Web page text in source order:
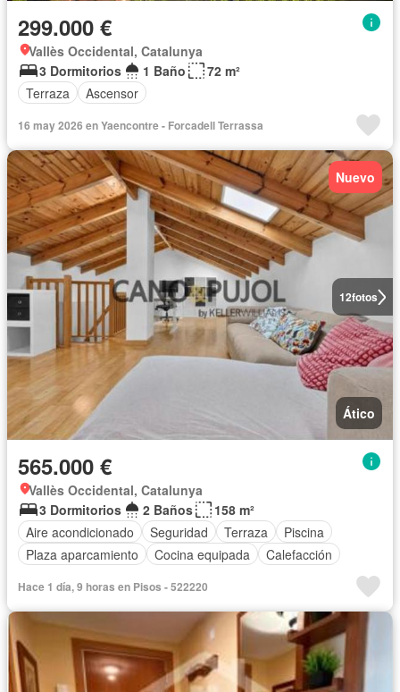
299.000 €
Vallès Occidental, Catalunya
3 Dormitorios
1 Baño
72 m²
Terraza
Ascensor
16 may 2026 en Yaencontre - Forcadell Terrassa
12fotos
Nuevo
Ático
565.000 €
Vallès Occidental, Catalunya
3 Dormitorios
2 Baños
158 m²
Aire acondicionado
Seguridad Terraza
Piscina
Plaza aparcamiento
Cocina equipada Calefacción
Hace 1 día, 9 horas en Pisos - 522220